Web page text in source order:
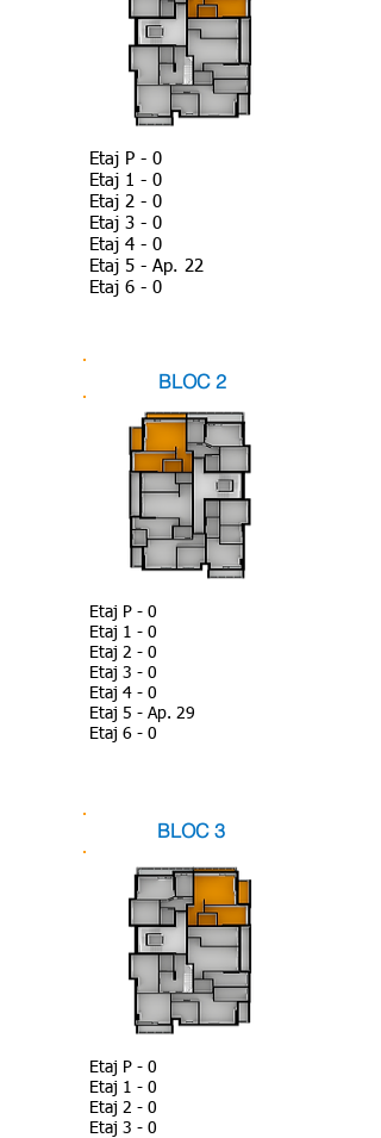
Etaj P - 0
Etaj 1 - 0
Etaj 2 - 0
Etaj 3 - 0
Etaj 4 - 0
Etaj 5 - Ap. 22
Etaj 6 - 0
BLOC 2
Etaj P - 0
Etaj 1 - 0
Etaj 2 - 0
Etaj 3 - 0
Etaj 4 - 0
Etaj 5 - Ap. 29
Etaj 6 - 0
BLOC 3
Etaj P - 0
Etaj 1 - 0
Etaj 2 - 0
Etaj 3 - 0